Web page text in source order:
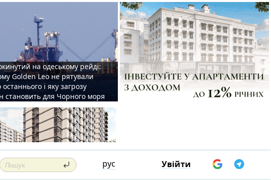
на одеському рейді:
Golden Leo не рятували
останнього і яку загрозу
становить для Чорного моря
рус Увійти